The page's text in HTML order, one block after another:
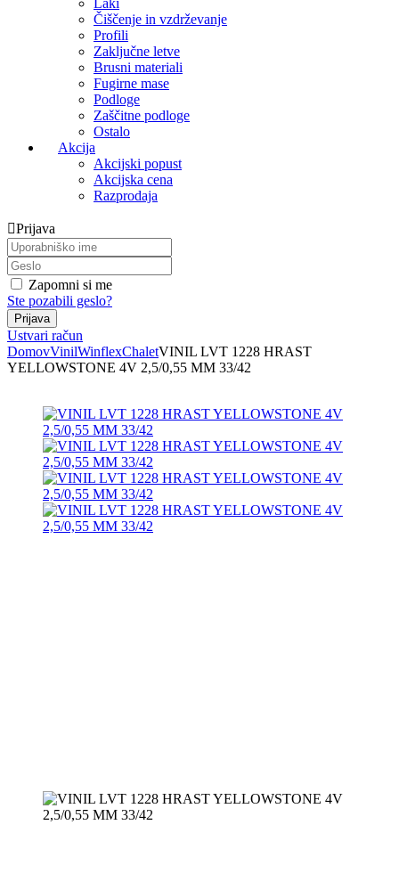
Laki
Čiščenje in vzdrževanje
Profili
Zaključne letve
Brusni materiali
Fugirne mase
Podloge
Zaščitne podloge
Ostalo
Akcija
Akcijski popust
Akcijska cena
Razprodaja
Prijava
Zapomni si me
Ste pozabili geslo?
Ustvari račun
DomovVinilWinflexChaletVINIL LVT 1228 HRAST
YELLOWSTONE 4V 2,5/0,55 MM 33/42